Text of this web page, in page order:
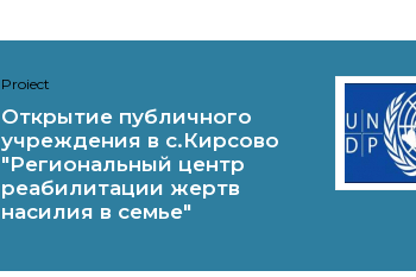
Proiect
Открытие публичного
учреждения в с.Кирсово
"Региональный центр
реабилитации жертв
насилия в семье"